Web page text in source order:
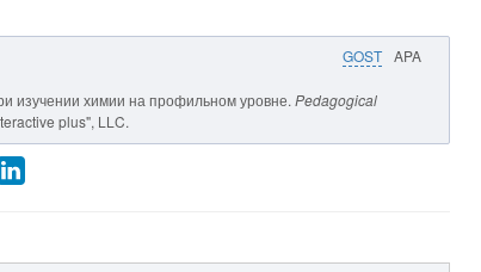
GOST APA
изучении химии на профильном уровне. Pedagogical
plus", LLC.